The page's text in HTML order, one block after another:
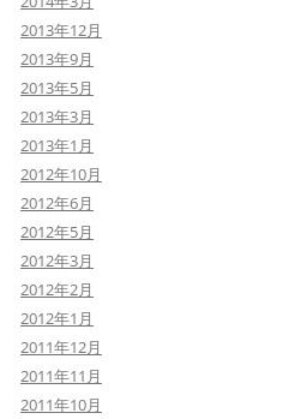
2013年12月
2013年9月
2013年5月
2013年3月
2013年1月
2012年10月
2012年6月
2012年5月
2012年3月
2012年2月
2012年1月
2011年12月
2011年11月
2011年10月